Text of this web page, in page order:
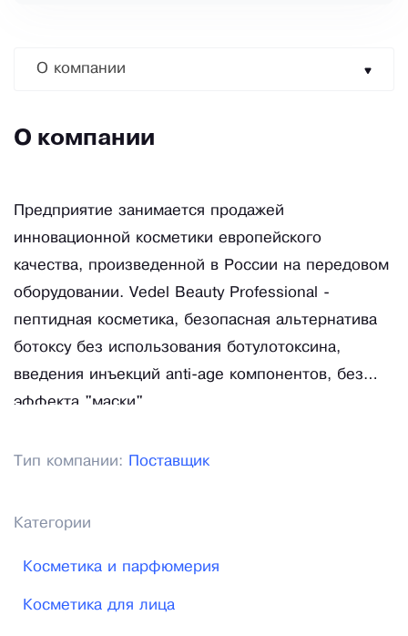
О компании
О компании
Предприятие занимается продажей
инновационной косметики европейского
качества, произведенной в России на передовом
оборудовании. Vedel Beauty Professional -
пептидная косметика, безопасная альтернатива
ботоксу без использования ботулотоксина,
введения инъекций anti-age компонентов, без
эффекта "маски".
Тип компании: Поставщик
Категории
Косметика и парфюмерия
Косметика для лица